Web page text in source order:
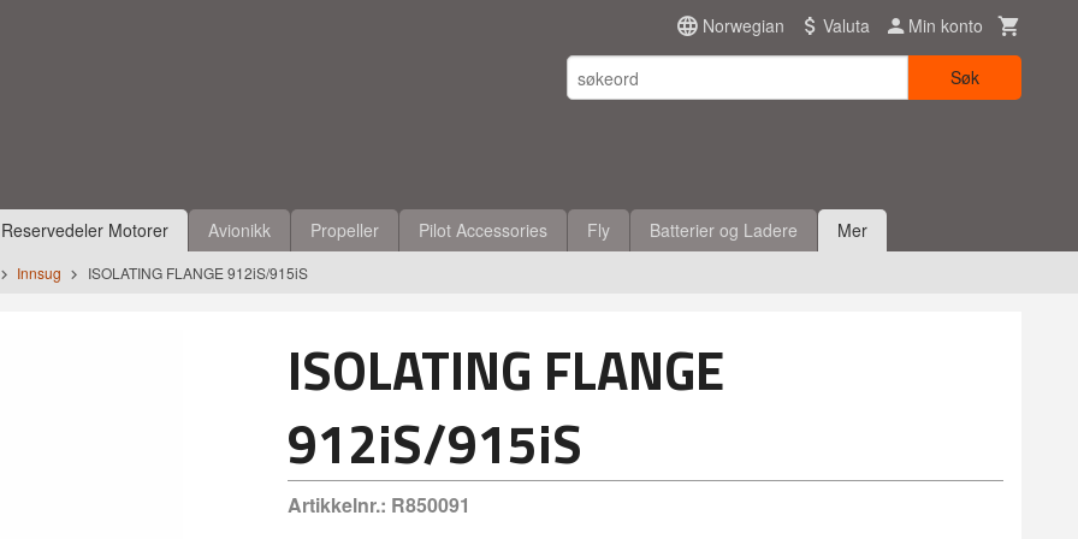
Norwegian Valuta Min konto
Søk
Reservedeler Motorer Avionikk Propeller Pilot Accessories Fly Batterier og Ladere Mer
Innsug ISOLATING FLANGE 912iS/915iS
ISOLATING FLANGE
912iS/915iS
Artikkelnr.: R850091